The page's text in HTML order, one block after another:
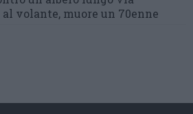
volante, muore un 70enne